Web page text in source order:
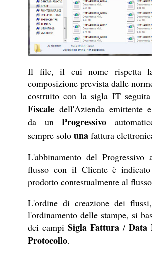
Il file, il cui nome rispetta
composizione prevista dalle
costruito con la sigla IT
Fiscale dell'Azienda emittente
da un Progressivo
sempre solo una fattura
L'abbinamento del Progressivo
flusso con il Cliente è
prodotto contestualmente al
L'ordine di creazione dei
l'ordinamento delle stampe, si
dei campi Sigla Fattura / Data
Protocollo.